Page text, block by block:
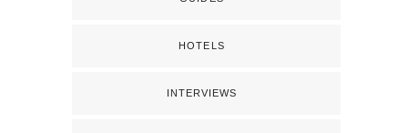
HOTELS
INTERVIEWS